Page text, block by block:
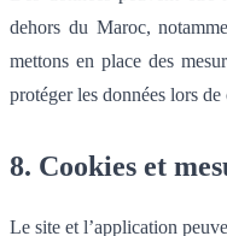
dehors du Maroc,
mettons en place des
protéger les données lors de
8. Cookies et
Le site et l’application